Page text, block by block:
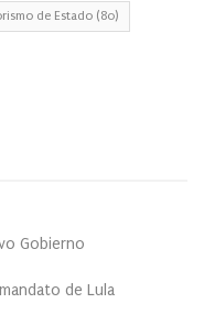
de Estado (80)
Gobierno
de Lula